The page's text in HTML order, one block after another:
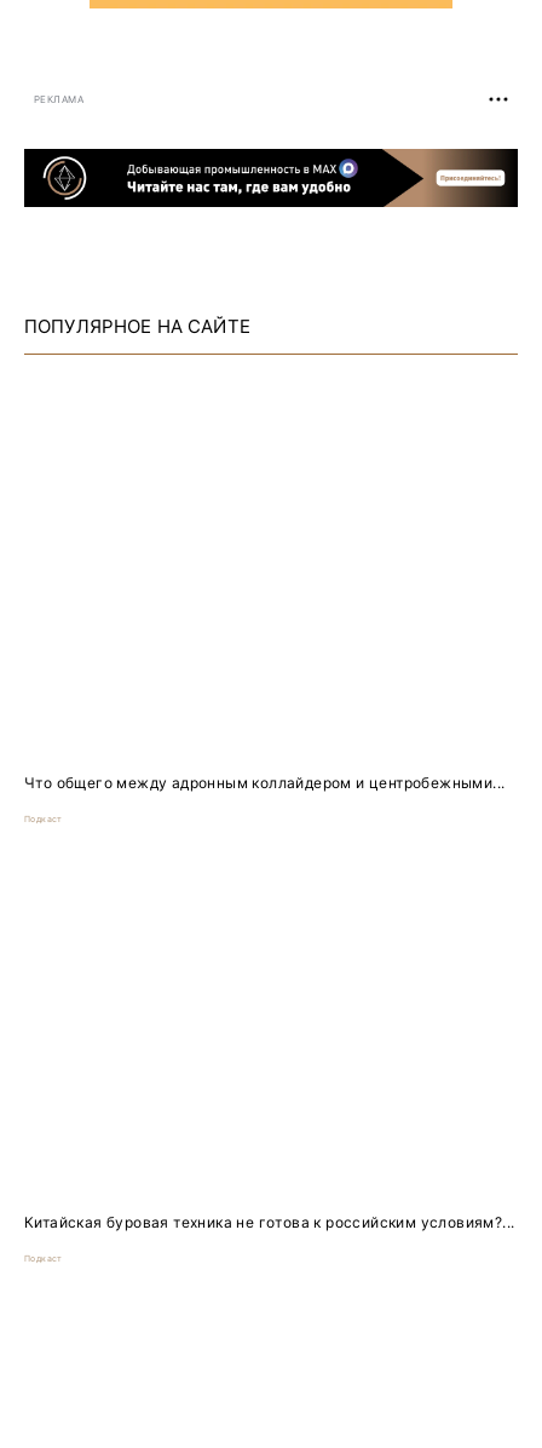
РЕКЛАМА
ПОПУЛЯРНОЕ НА САЙТЕ
Что общего между адронным коллайдером и центробежными...
Подкаст
Китайская буровая техника не готова к российским условиям?...
Подкаст